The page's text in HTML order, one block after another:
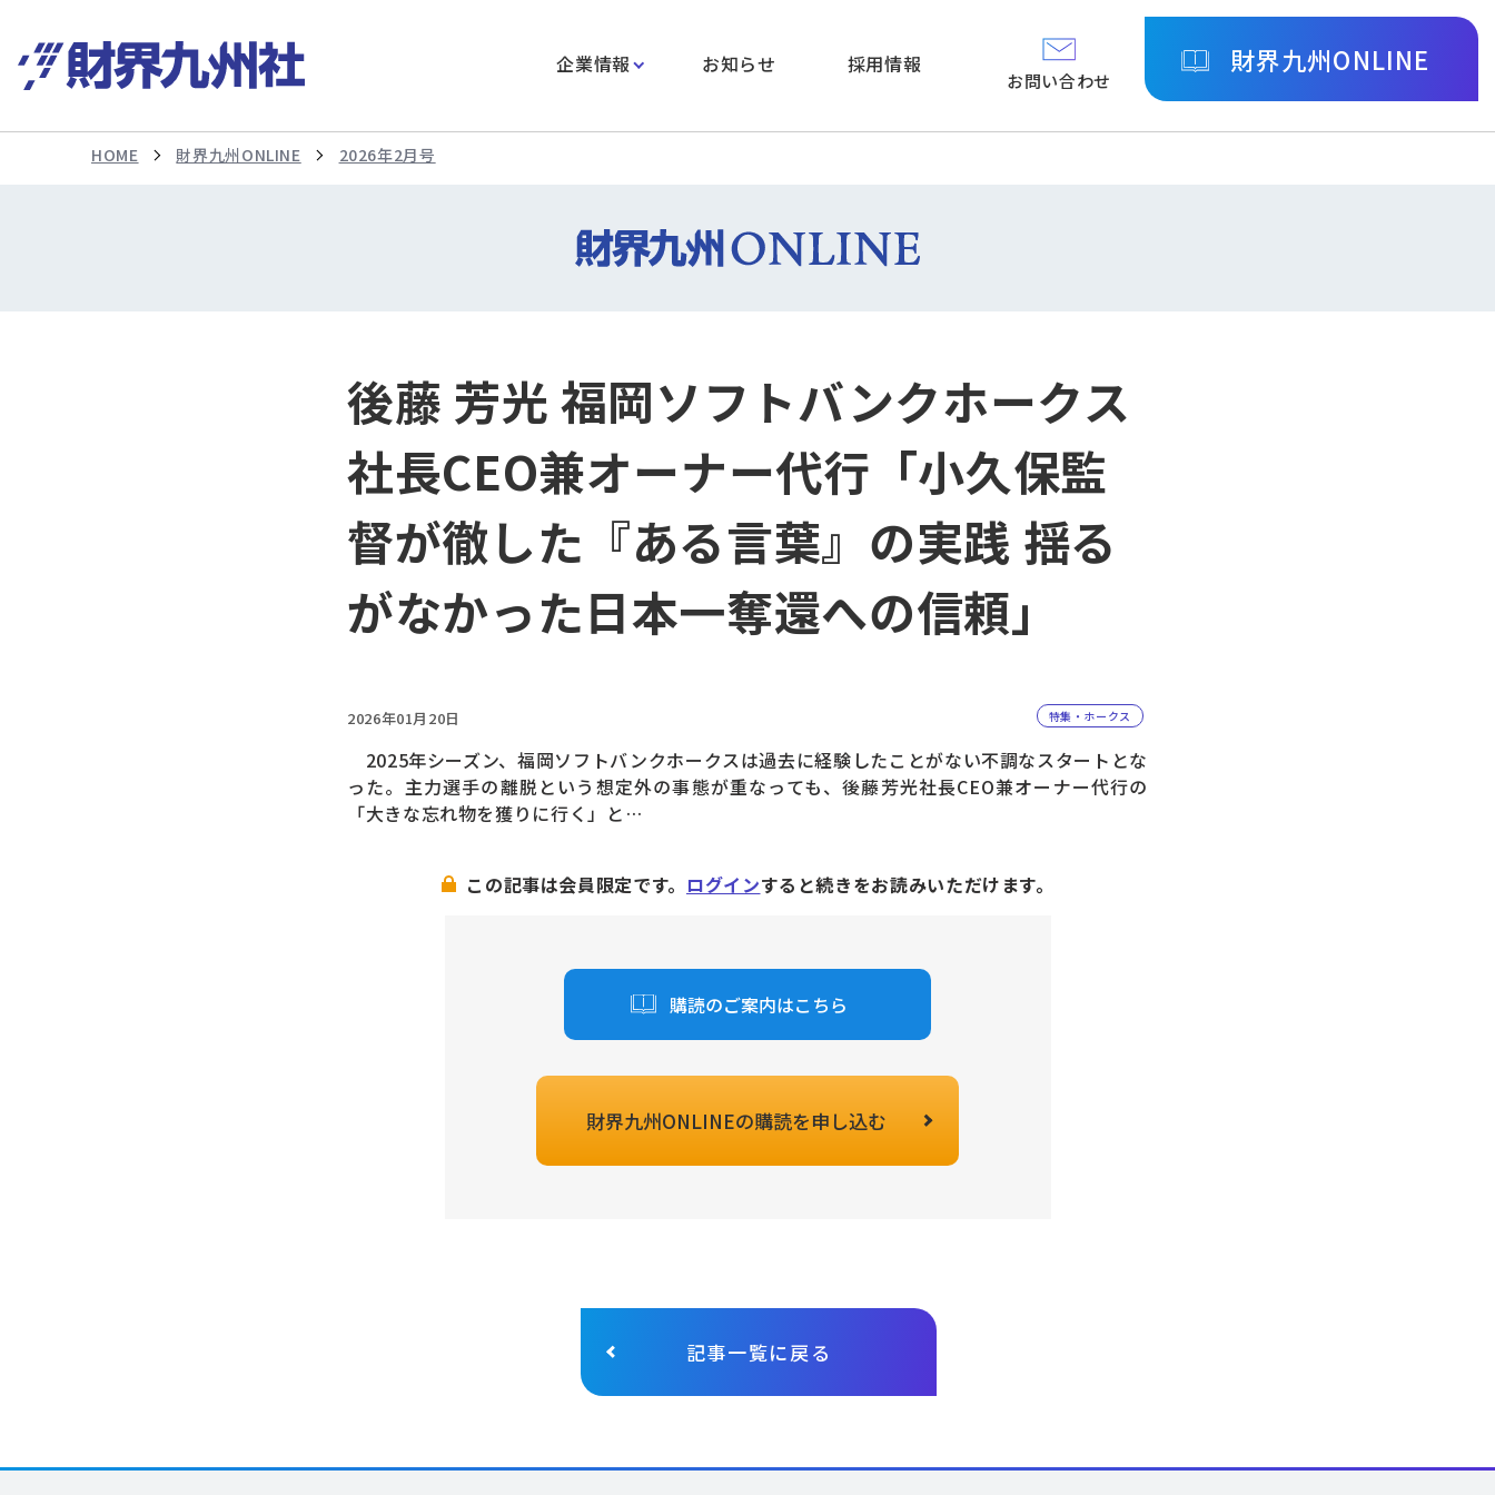
企業情報 お知らせ 採用情報
お問い合わせ
財界九州ONLINE
HOME 財界九州ONLINE 2026年2月号
後藤 芳光 福岡ソフトバンクホークス
社長CEO兼オーナー代行「小久保監
督が徹した『ある言葉』の実践 揺る
がなかった日本一奪還への信頼」
2026年01月20日 特集・ホークス
2025年シーズン、福岡ソフトバンクホークスは過去に経験したことがない不調なスタートとな
った。主力選手の離脱という想定外の事態が重なっても、後藤芳光社長CEO兼オーナー代行の
「大きな忘れ物を獲りに行く」と…
この記事は会員限定です。 ログインすると続きをお読みいただけます。
購読のご案内はこちら
財界九州ONLINEの購読を申し込む
記事一覧に戻る